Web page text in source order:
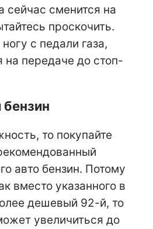
сейчас сменится на
проскочить.
с педали газа,
на передаче до стоп-
то покупайте
авто бензин. Потому
вместо указанного в
дешевый 92-й, то
увеличиться до